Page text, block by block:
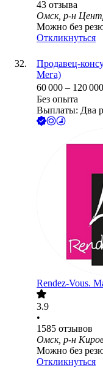
43 отзыва
Омск, р-н
Можно без
Откликнуться
Продавец-
Мега)
60 000 – 120 000
Без опыта
Выплаты: Два
Rendez-Vous.
3.9
•
1585 отзывов
Омск, р-н
Можно без
Откликнуться